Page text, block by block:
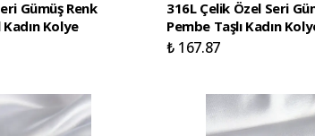
Gümüş Renk
Kolye
316L Çelik Özel Seri
Pembe Taşlı Kadın
₺ 167.87